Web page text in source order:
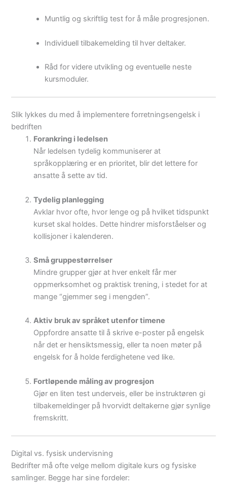
Muntlig og skriftlig test for å måle progresjonen.
Individuell tilbakemelding til hver deltaker.
Råd for videre utvikling og eventuelle neste
kursmoduler.
Slik lykkes du med å implementere forretningsengelsk i
bedriften
Forankring i ledelsen
Når ledelsen tydelig kommuniserer at
språkopplæring er en prioritet, blir det lettere for
ansatte å sette av tid.
Tydelig planlegging
Avklar hvor ofte, hvor lenge og på hvilket tidspunkt
kurset skal holdes. Dette hindrer misforståelser og
kollisjoner i kalenderen.
Små gruppestørrelser
Mindre grupper gjør at hver enkelt får mer
oppmerksomhet og praktisk trening, i stedet for at
mange “gjemmer seg i mengden”.
Aktiv bruk av språket utenfor timene
Oppfordre ansatte til å skrive e-poster på engelsk
når det er hensiktsmessig, eller ta noen møter på
engelsk for å holde ferdighetene ved like.
Fortløpende måling av progresjon
Gjør en liten test underveis, eller be instruktøren gi
tilbakemeldinger på hvorvidt deltakerne gjør synlige
fremskritt.
Digital vs. fysisk undervisning
Bedrifter må ofte velge mellom digitale kurs og fysiske
samlinger. Begge har sine fordeler: